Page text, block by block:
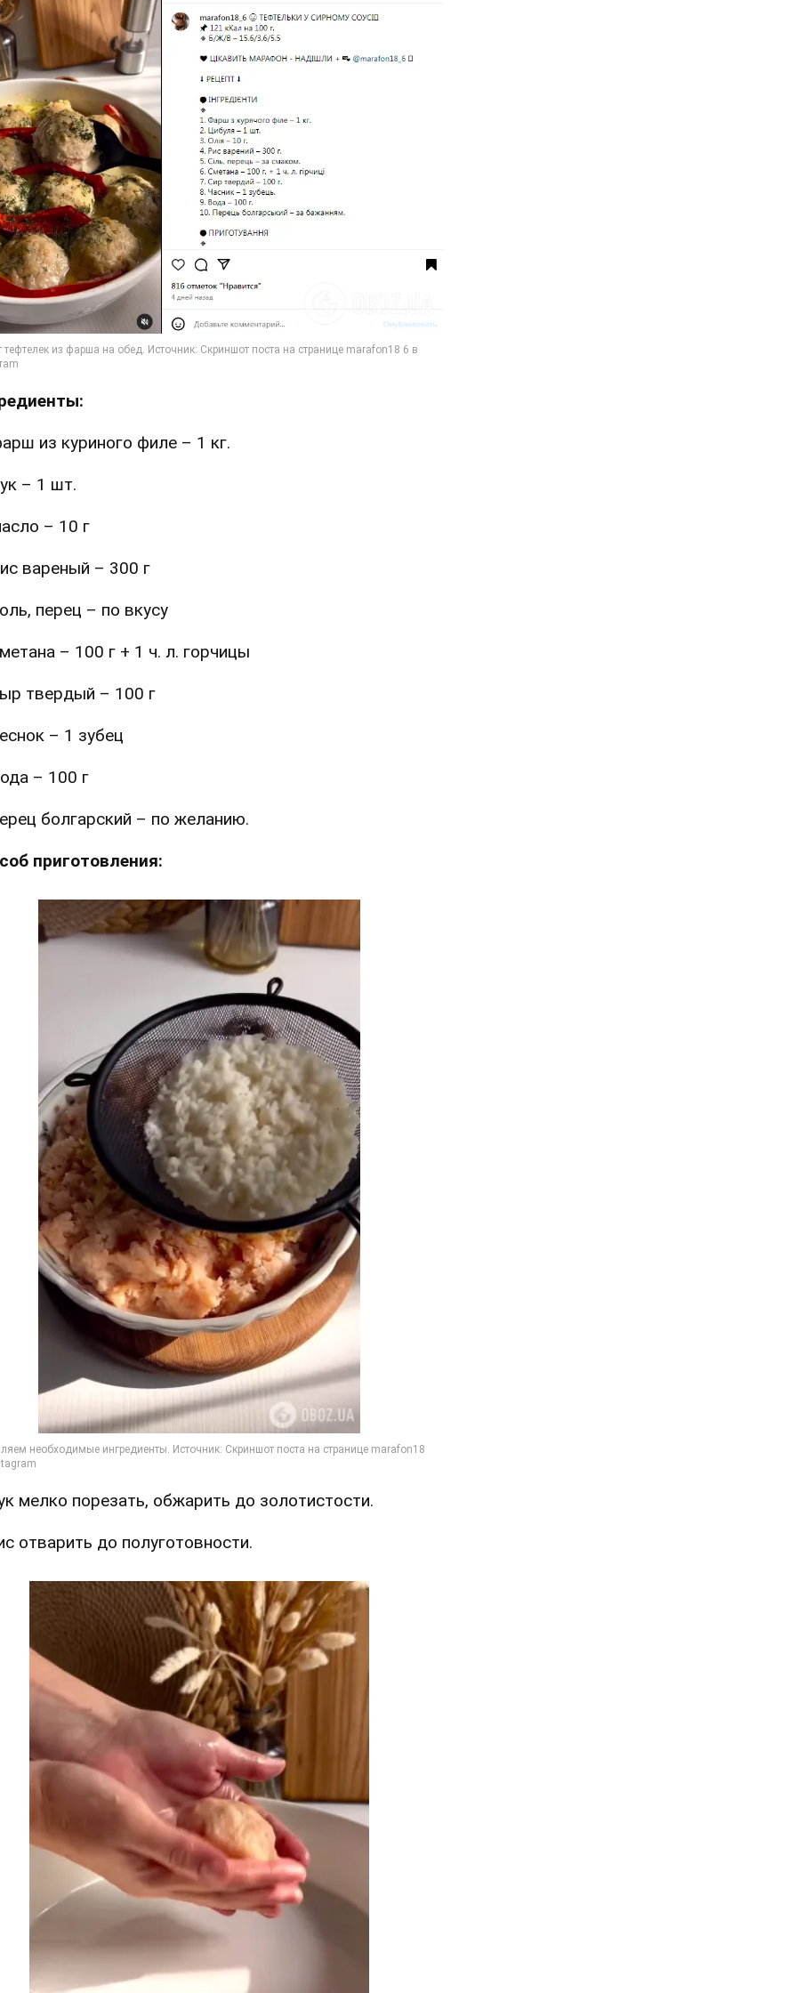
из куриного филе – 1 кг.
– 1 шт.
– 10 г
вареный – 300 г
перец – по вкусу
– 100 г + 1 ч. л. горчицы
твердый – 100 г
– 1 зубец
– 100 г
болгарский – по желанию.
приготовления:
мелко порезать, обжарить до золотистости.
отварить до полуготовности.